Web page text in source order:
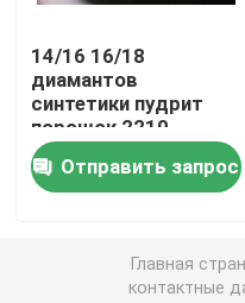
Дом
14/16 16/18
диамантов
синтетики пудрит
порошок 2210
технических алмазов
Отправить запрос
Главная
контактные